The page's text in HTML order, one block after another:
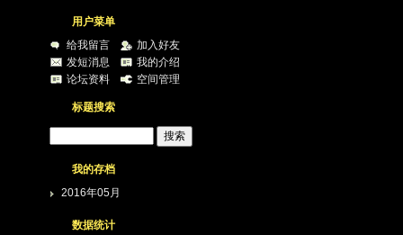
用户菜单
给我留言
加入好友
发短消息
我的介绍
论坛资料
空间管理
标题搜索
我的存档
2016年05月
数据统计